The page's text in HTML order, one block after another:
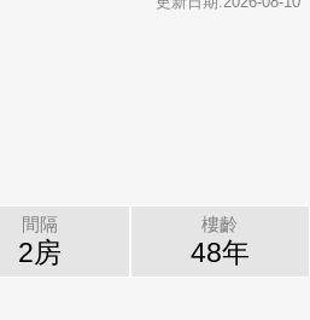
間隔
2房
樓齡
48年